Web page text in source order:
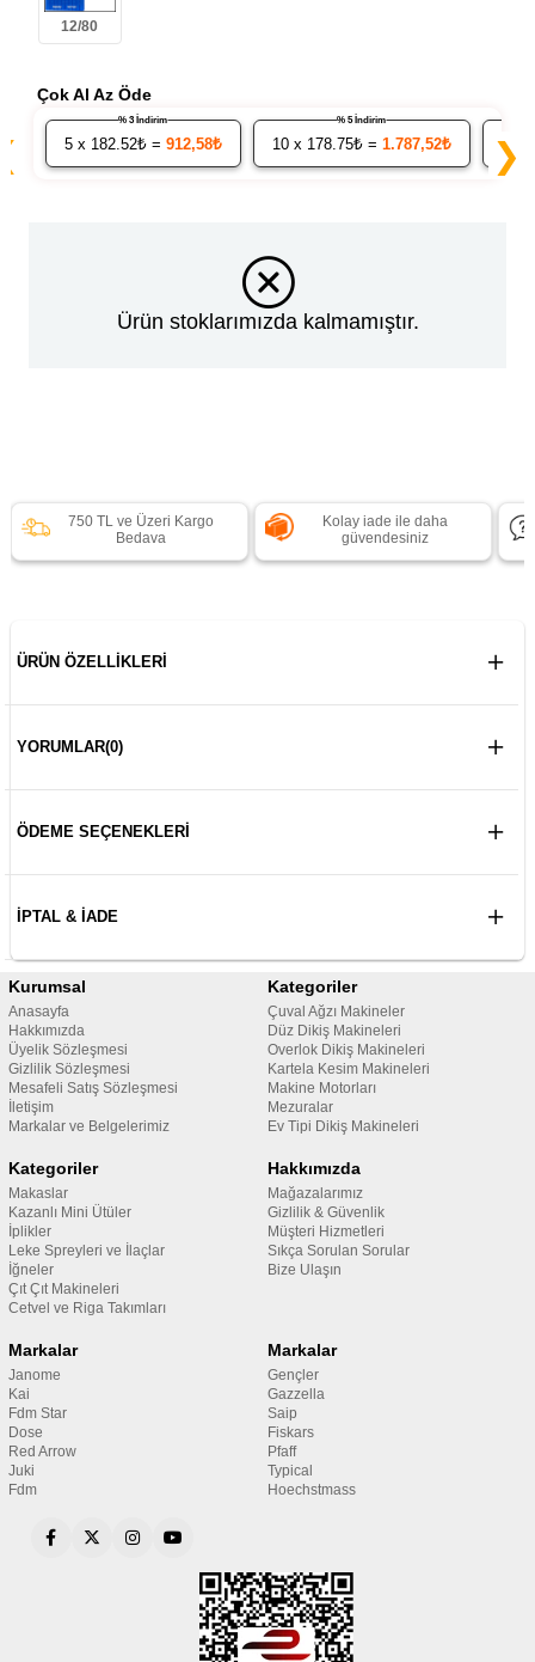
12/80
Çok Al Az Öde
5x 182.52₺ = 912,58₺
% 3 İndirim
10x 178.75₺ = 1.787,52₺
% 5 İndirim
20
❯
Ürün stoklarımızda kalmamıştır.
750 TL ve Üzeri Kargo
Bedava
Kolay iade ile daha
güvendesiniz
ÜRÜN ÖZELLIKLERI
YORUMLAR(0)
ÖDEME SEÇENEKLERI
İPTAL & İADE
Kurumsal
Anasayfa
Hakkımızda
Üyelik Sözleşmesi
Gizlilik Sözleşmesi
Mesafeli Satış Sözleşmesi
İletişim
Markalar ve Belgelerimiz
Kategoriler
Çuval Ağzı Makineler
Düz Dikiş Makineleri
Overlok Dikiş Makineleri
Kartela Kesim Makineleri
Makine Motorları
Mezuralar
Ev Tipi Dikiş Makineleri
Kategoriler
Makaslar
Kazanlı Mini Ütüler
İplikler
Leke Spreyleri ve İlaçlar
İğneler
Çıt Çıt Makineleri
Cetvel ve Riga Takımları
Hakkımızda
Mağazalarımız
Gizlilik & Güvenlik
Müşteri Hizmetleri
Sıkça Sorulan Sorular
Bize Ulaşın
Markalar
Janome
Kai
Fdm Star
Dose
Red Arrow
Juki
Fdm
Markalar
Gençler
Gazzella
Saip
Fiskars
Pfaff
Typical
Hoechstmass